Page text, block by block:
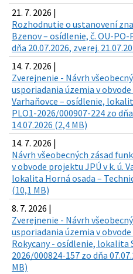
21. 7. 2026 |
Rozhodnutie o ustanovení
Bzenov – osídlenie, č. OU-
dňa 20.07.2026, zverej.
14. 7. 2026 |
Zverejnenie - Návrh
usporiadania územia v
Varhaňovce – osídlenie,
PLO1-2026/000907-224 zo
14.07.2026 (2,4 MB)
14. 7. 2026 |
Návrh všeobecných zásad
v obvode projektu JPÚ v k. ú.
lokalita Horná osada –
(10,1 MB)
8. 7. 2026 |
Zverejnenie - Návrh
usporiadania územia v
Rokycany - osídlenie, lokalita
2026/000824-157 zo dňa
MB)